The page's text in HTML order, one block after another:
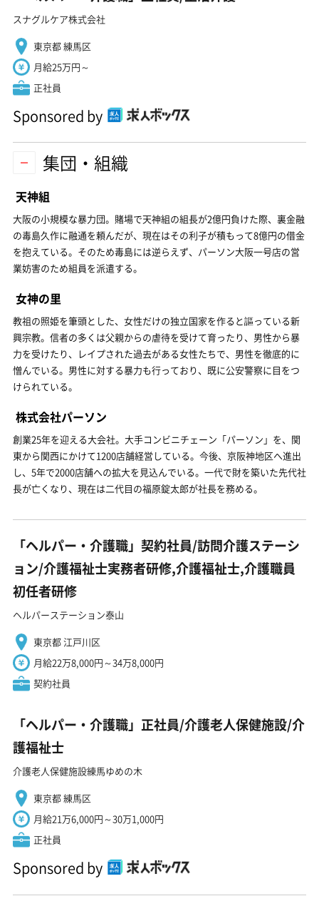
スナグルケア株式会社
東京都 練馬区
月給25万円～
正社員
Sponsored by
集団・組織
天神組
大阪の小規模な暴力団。賭場で天神組の組長が2億円負けた際、裏金融
の毒島久作に融通を頼んだが、現在はその利子が積もって8億円の借金
を抱えている。そのため毒島には逆らえず、パーソン大阪一号店の営
業妨害のため組員を派遣する。
女神の里
教祖の照姫を筆頭とした、女性だけの独立国家を作ると謳っている新
興宗教。信者の多くは父親からの虐待を受けて育ったり、男性から暴
力を受けたり、レイプされた過去がある女性たちで、男性を徹底的に
憎んでいる。男性に対する暴力も行っており、既に公安警察に目をつ
けられている。
株式会社パーソン
創業25年を迎える大会社。大手コンビニチェーン「パーソン」を、関
東から関西にかけて1200店舗経営している。今後、京阪神地区へ進出
し、5年で2000店舗への拡大を見込んでいる。一代で財を築いた先代社
長が亡くなり、現在は二代目の福原錠太郎が社長を務める。
「ヘルパー・介護職」契約社員/訪問介護ステーシ
ョン/介護福祉士実務者研修,介護福祉士,介護職員
初任者研修
ヘルパーステーション泰山
東京都 江戸川区
月給22万8,000円～34万8,000円
契約社員
「ヘルパー・介護職」正社員/介護老人保健施設/介
護福祉士
介護老人保健施設練馬ゆめの木
東京都 練馬区
月給21万6,000円～30万1,000円
正社員
Sponsored by